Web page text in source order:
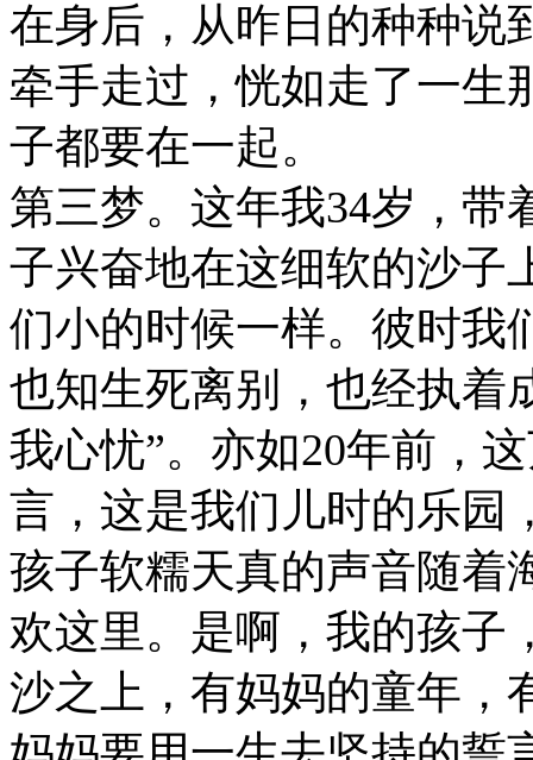
在身后，从昨日的种种说
牵手走过，恍如走了一生
子都要在一起。
第三梦。这年我34岁，带
子兴奋地在这细软的沙子
们小的时候一样。彼时我
也知生死离别，也经执着
我心忧”。亦如20年前，
言，这是我们儿时的乐园
孩子软糯天真的声音随着
欢这里。是啊，我的孩子
沙之上，有妈妈的童年，